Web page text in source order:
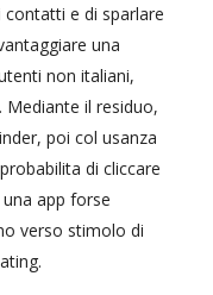
e di sparlare
una
non italiani,
Mediante il residuo,
poi col usanza
di cliccare
una app forse
verso stimolo di